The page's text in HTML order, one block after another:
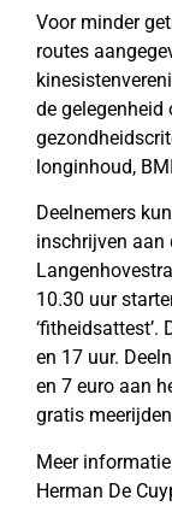
Voor minder
routes
de gelegenheid
longinhoud,
Deelnemers
inschrijven aan
10.30 uur
en 17 uur.
en 7 euro aan
gratis
Meer
Herman De